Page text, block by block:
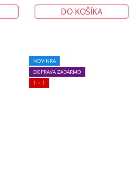
DO KOŠÍKA
NOVINKA
DOPRAVA ZADARMO
1 + 1